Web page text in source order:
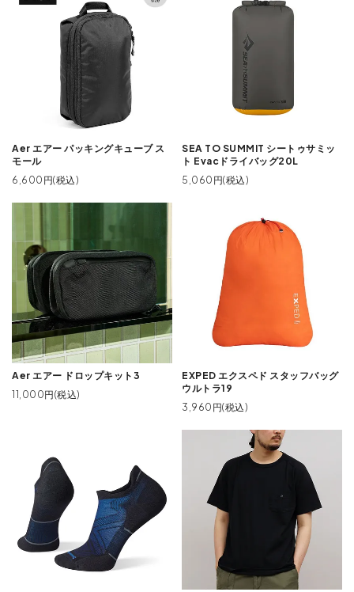
Aer エアー パッキングキューブ ス
モール
6,600円(税込)
SEA TO SUMMIT シートゥサミッ
ト Evacドライバッグ20L
5,060円(税込)
Aer エアー ドロップキット3
11,000円(税込)
EXPED エクスペド スタッフバッグ
ウルトラ19
3,960円(税込)